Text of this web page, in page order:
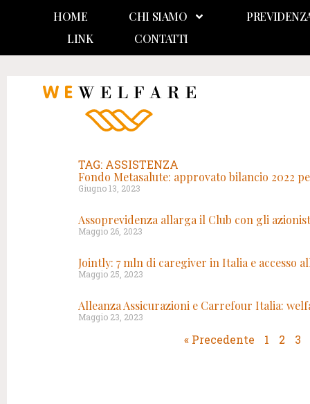
HOME CHI SIAMO
LINK
CONTATTI
TAG: ASSISTENZA
Fondo Metasalute: approvato bilancio 2022
Giugno 13, 2023
Assoprevidenza allarga il Club con gli
Maggio 26, 2023
Jointly: 7 mln di caregiver in Italia e accesso
Maggio 25, 2023
Alleanza Assicurazioni e Carrefour Italia:
Maggio 23, 2023
« Precedente 1 2 3